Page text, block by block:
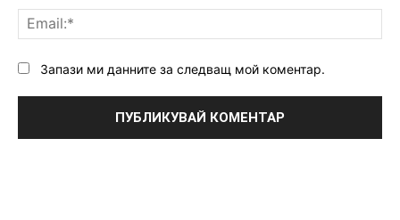
Запази ми данните за следващ мой коментар.